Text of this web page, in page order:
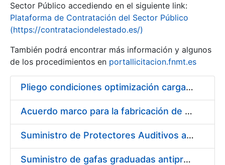
Erakutsi/Ezkutatu
Sector Público accediendo en el siguiente link:
Plataforma de Contratación del Sector Público
(https://contrataciondelestado.es/)
También podrá encontrar más información y algunos
de los procedimientos en portallicitacion.fnmt.es
Pliego condiciones optimización cargas compras firmado
Acuerdo marco para la fabricación de piezas
Suministro de Protectores Auditivos a medida para las personas trabajadoras de los Centros de Trabajo de Madrid y Burgos
Suministro de gafas graduadas antiproyecciones para los trabajadores de la FNMT-RCM en los centros de trabajo de Madrid y Burgos